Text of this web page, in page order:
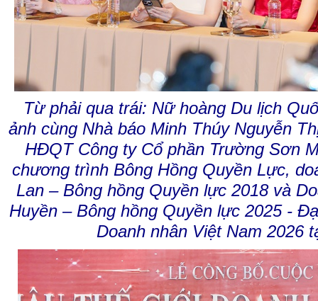
Từ phải qua trái: Nữ hoàng Du lịch
ảnh cùng Nhà báo Minh Thúy Nguyễn
HĐQT Công ty Cổ phần Trường Sơn
chương trình Bông Hồng Quyền Lực, d
Lan – Bông hồng Quyền lực 2018và
Huyền – Bông hồng Quyền lực 2025 -
Doanh nhân Việt Nam 2026